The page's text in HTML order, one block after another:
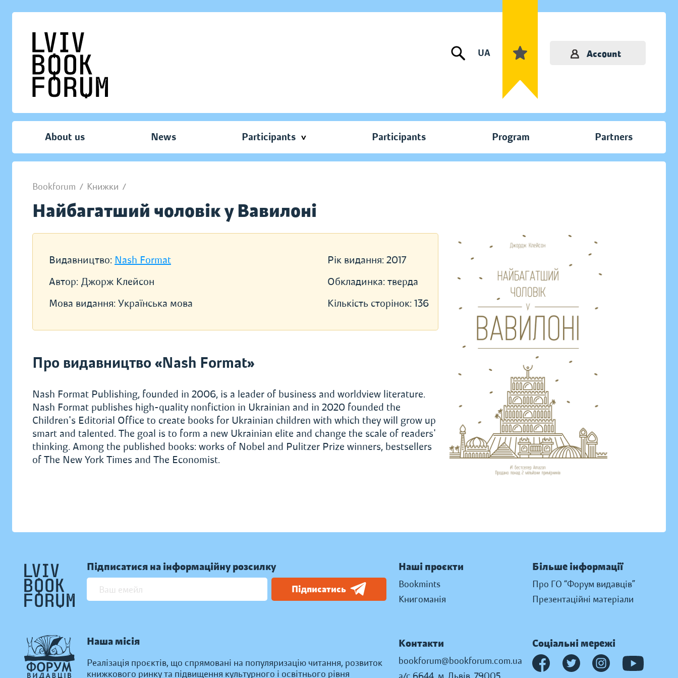
UA Account
About us News Participants Participants Program Partners
Bookforum / Книжки /
Найбагатший чоловік у Вавилоні
Видавництво: Nash Format
Автор: Джорж Клейсон
Мова видання: Українська мова
Рік видання: 2017
Обкладинка: тверда
Кількість сторінок: 136
Про видавництво «Nash Format»
Nash Format Publishing, founded in 2006, is a leader of business and worldview literature.
Nash Format publishes high-quality nonfiction in Ukrainian and in 2020 founded the
Children's Editorial Office to create books for Ukrainian children with which they will grow up
smart and talented. The goal is to form a new Ukrainian elite and change the scale of readers'
thinking. Among the published books: works of Nobel and Pulitzer Prize winners, bestsellers
of The New York Times and The Economist.
Підписатися на інформаційну розсилку
Підписатись
Наша місія
Реалізація проєктів, що спрямовані на популяризацію читання, розвиток
книжкового ринку та підвищення культурного і освітнього рівня
Наші проєкти
Bookmints
Книгоманія
Більше інформації
Про ГО “Форум видавців”
Презентаційні матеріали
Контакти
bookforum@bookforum.com.ua
Соціальні мережі